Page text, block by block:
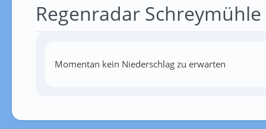
Regenradar Schreymühle
Momentan kein Niederschlag zu erwarten